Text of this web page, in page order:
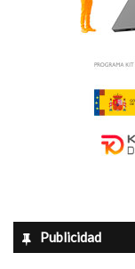
Publicidad